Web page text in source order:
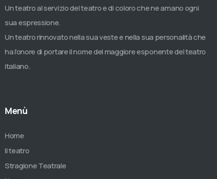
Un teatro al servizio del teatro e di coloro che ne amano ogni
sua espressione.
Un teatro rinnovato nella sua veste e nella sua personalità che
ha l’onore di portare il nome del maggiore esponente del teatro
italiano.
Menù
Home
Il teatro
Stragione Teatrale